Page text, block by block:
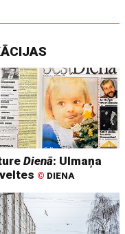
Dienā: Ulmaņa
© DIENA